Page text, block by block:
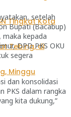
setelah
Bupati (Bacabup)
maka kepada
DPD PKS OKU
segera
dan konsolidasi
PKS dalam rangka
kita dukung,”